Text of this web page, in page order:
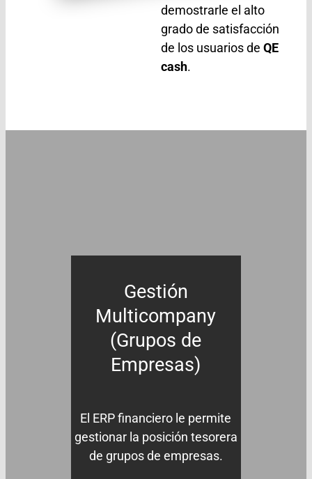
demostrarle el alto
grado de satisfacción
de los usuarios deQE
cash.
Gestión
Multicompany
(Grupos de
Empresas)
El ERP financiero le permite
gestionar la posición tesorera
de grupos de empresas.